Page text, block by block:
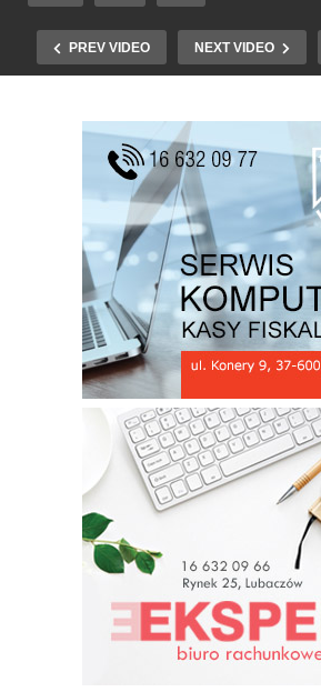
PREV VIDEO NEXT VIDEO
Obchody Narodowego Święta
Maja w Cieszanowie